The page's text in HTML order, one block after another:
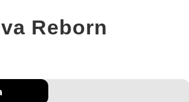
Reborn